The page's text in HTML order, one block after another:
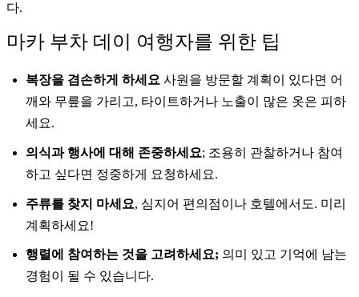
다.
마카 부차 데이 여행자를 위한 팁
복장을 겸손하게 하세요 사원을 방문할 계획이 있다면 어
깨와 무릎을 가리고, 타이트하거나 노출이 많은 옷은 피하
세요.
의식과 행사에 대해 존중하세요; 조용히 관찰하거나 참여
하고 싶다면 정중하게 요청하세요.
주류를 찾지 마세요, 심지어 편의점이나 호텔에서도. 미리
계획하세요!
행렬에 참여하는 것을 고려하세요; 의미 있고 기억에 남는
경험이 될 수 있습니다.